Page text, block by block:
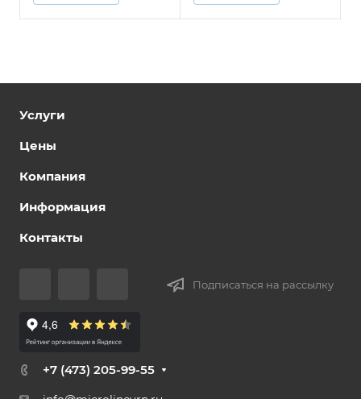
Услуги
Цены
Компания
Информация
Контакты
Подписаться на рассылку
+7 (473) 205-99-55